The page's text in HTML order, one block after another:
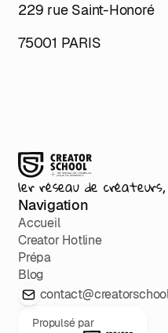
229 rue Saint-Honoré
75001 PARIS
1er réseau de
Propulsé par
Navigation
Accueil
Creator Hotline
Prépa
Blog